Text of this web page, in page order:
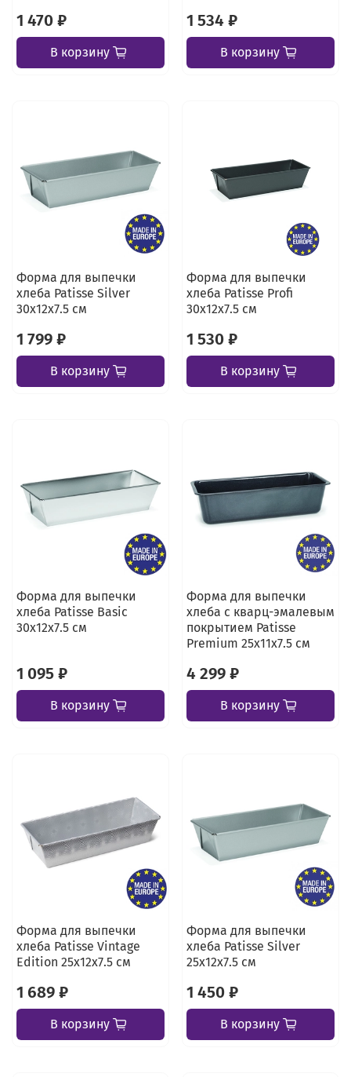
1 470 ₽
В корзину
1 534 ₽
В корзину
Форма для выпечки
хлеба Patisse Silver
30х12х7.5 см
1 799 ₽
В корзину
Форма для выпечки
хлеба Patisse Profi
30х12х7.5 см
1 530 ₽
В корзину
Форма для выпечки
хлеба Patisse Basic
30х12х7.5 см
1 095 ₽
В корзину
Форма для выпечки
хлеба с кварц-эмалевым
покрытием Patisse
Premium 25х11х7.5 см
4 299 ₽
В корзину
Форма для выпечки
хлеба Patisse Vintage
Edition 25х12х7.5 см
1 689 ₽
В корзину
Форма для выпечки
хлеба Patisse Silver
25х12х7.5 см
1 450 ₽
В корзину